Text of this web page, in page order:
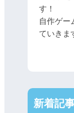
す！
自作ゲー
ていきま
新着記